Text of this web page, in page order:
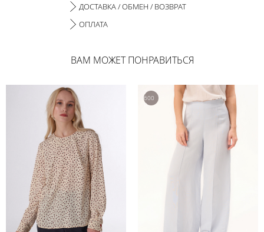
ДОСТАВКА / ОБМЕН / ВОЗВРАТ
ОПЛАТА
ВАМ МОЖЕТ ПОНРАВИТЬСЯ
7
600
р.